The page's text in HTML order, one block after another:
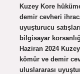
Kuzey Kore
demir cevheri
uyuşturucu
bilgisayar
Haziran 2024
kömür ve demir
uluslararası